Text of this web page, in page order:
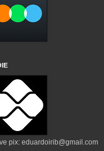
pix: eduardoirib@gmail.com